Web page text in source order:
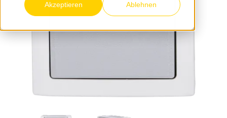
Akzeptieren Ablehnen